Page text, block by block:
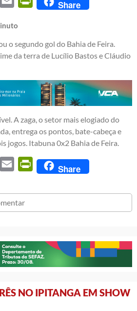
Share
o segundo gol do Bahia de Feira.
da terra de Lucílio Bastos e Cláudio
A zaga, o setor mais elogiado do
entrega os pontos, bate-cabeça e
jogos. Itabuna 0x2 Bahia de Feira.
Twitter Email PrintFriendly
Share
NO IPITANGA EM SHOW